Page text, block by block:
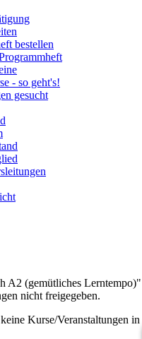
bestellen
- so geht's!
gesucht
A2 (gemütliches
nicht freigegeben.
Kurse/Veranstaltungen